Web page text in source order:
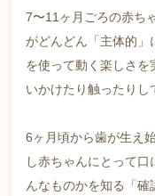
7〜11ヶ月ごろの赤ち
がどんどん「主体的」
を使って動く楽しさを
いかけたり触ったりし
6ヶ月頃から歯が生え
し赤ちゃんにとって
んなものかを知る「確